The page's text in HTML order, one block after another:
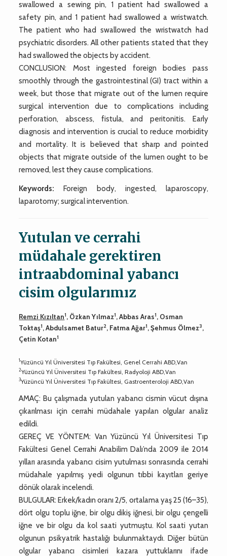
swallowed a sewing pin, 1 patient had swallowed a
safety pin, and 1 patient had swallowed a wristwatch.
The patient who had swallowed the wristwatch had
psychiatric disorders. All other patients stated that they
had swallowed the objects by accident.
CONCLUSION: Most ingested foreign bodies pass
smoothly through the gastrointestinal (GI) tract within a
week, but those that migrate out of the lumen require
surgical intervention due to complications including
perforation, abscess, fistula, and peritonitis. Early
diagnosis and intervention is crucial to reduce morbidity
and mortality. It is believed that sharp and pointed
objects that migrate outside of the lumen ought to be
removed, lest they cause complications.
Keywords: Foreign body, ingested, laparoscopy,
laparotomy; surgical intervention.
Yutulan ve cerrahi
müdahale gerektiren
intraabdominal yabancı
cisim olgularımız
Remzi Kızıltan1, Özkan Yılmaz1, Abbas Aras1, Osman
Toktaş1, Abdulsamet Batur2, Fatma Ağar1, Şehmus Ölmez3,
Çetin Kotan1
1Yüzüncü Yıl Üniversitesi Tıp Fakültesi, Genel Cerrahi ABD,Van
2Yüzüncü Yıl Üniversitesi Tıp Fakültesi, Radyoloji ABD,Van
3Yüzüncü Yıl Üniversitesi Tıp Fakültesi, Gastroenteroloji ABD,Van
AMAÇ: Bu çalışmada yutulan yabancı cismin vücut dışına
çıkarılması için cerrahi müdahale yapılan olgular analiz
edildi.
GEREÇ VE YÖNTEM: Van Yüzüncü Yıl Üniversitesi Tıp
Fakültesi Genel Cerrahi Anabilim Dalı’nda 2009 ile 2014
yılları arasında yabancı cisim yutulması sonrasında cerrahi
müdahale yapılmış yedi olgunun tıbbi kayıtları geriye
dönük olarak incelendi.
BULGULAR: Erkek/kadın oranı 2/5, ortalama yaş 25 (16–35),
dört olgu toplu iğne, bir olgu dikiş iğnesi, bir olgu çengelli
iğne ve bir olgu da kol saati yutmuştu. Kol saati yutan
olgunun psikyatrik hastalığı bulunmaktaydı. Diğer bütün
olgular yabancı cisimleri kazara yuttuklarını ifade